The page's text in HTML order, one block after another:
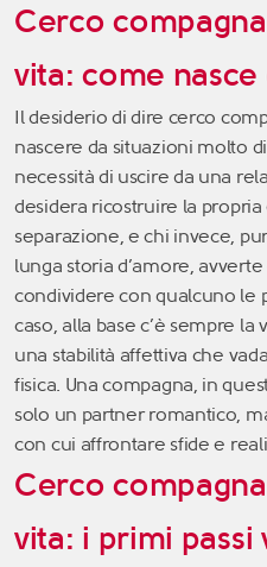
Cerco
vita: come
Il desiderio di dire cerco
nascere da situazioni molto
necessità di uscire da una
desidera ricostruire la
separazione, e chi invece,
lunga storia d’amore,
condividere con qualcuno le
caso, alla base c’è sempre
una stabilità affettiva che
fisica. Una compagna, in
solo un partner romantico,
con cui affrontare sfide e
Cerco
vita: i primi passi